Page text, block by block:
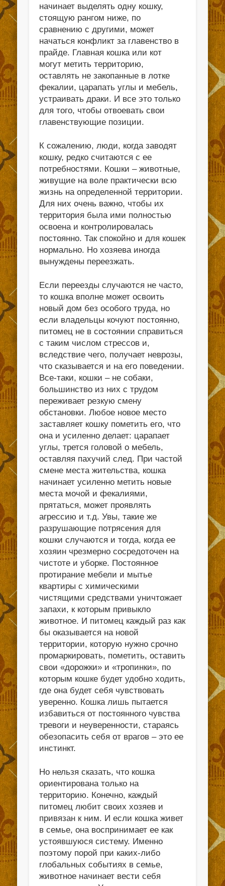
начинает выделять одну кошку,
стоящую рангом ниже, по
сравнению с другими, может
начаться конфликт за главенство в
прайде. Главная кошка или кот
могут метить территорию,
оставлять не закопанные в лотке
фекалии, царапать углы и мебель,
устраивать драки. И все это только
для того, чтобы отвоевать свои
главенствующие позиции.
К сожалению, люди, когда заводят
кошку, редко считаются с ее
потребностями. Кошки – животные,
живущие на воле практически всю
жизнь на определенной территории.
Для них очень важно, чтобы их
территория была ими полностью
освоена и контролировалась
постоянно. Так спокойно и для кошек
нормально. Но хозяева иногда
вынуждены переезжать.
Если переезды случаются не часто,
то кошка вполне может освоить
новый дом без особого труда, но
если владельцы кочуют постоянно,
питомец не в состоянии справиться
с таким числом стрессов и,
вследствие чего, получает неврозы,
что сказывается и на его поведении.
Все-таки, кошки – не собаки,
большинство из них с трудом
переживает резкую смену
обстановки. Любое новое место
заставляет кошку пометить его, что
она и усиленно делает: царапает
углы, трется головой о мебель,
оставляя пахучий след. При частой
смене места жительства, кошка
начинает усиленно метить новые
места мочой и фекалиями,
прятаться, может проявлять
агрессию и т.д. Увы, такие же
разрушающие потрясения для
кошки случаются и тогда, когда ее
хозяин чрезмерно сосредоточен на
чистоте и уборке. Постоянное
протирание мебели и мытье
квартиры с химическими
чистящими средствами уничтожает
запахи, к которым привыкло
животное. И питомец каждый раз как
бы оказывается на новой
территории, которую нужно срочно
промаркировать, пометить, оставить
свои «дорожки» и «тропинки», по
которым кошке будет удобно ходить,
где она будет себя чувствовать
уверенно. Кошка лишь пытается
избавиться от постоянного чувства
тревоги и неуверенности, стараясь
обезопасить себя от врагов – это ее
инстинкт.
Но нельзя сказать, что кошка
ориентирована только на
территорию. Конечно, каждый
питомец любит своих хозяев и
привязан к ним. И если кошка живет
в семье, она воспринимает ее как
устоявшуюся систему. Именно
поэтому порой при каких-либо
глобальных событиях в семье,
животное начинает вести себя